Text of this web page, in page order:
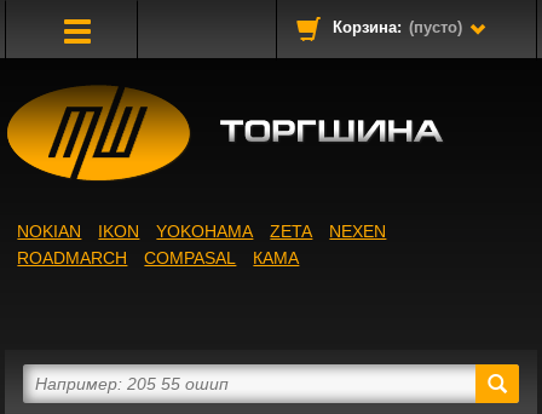
Корзина: (пусто)
NOKIAN IKON YOKOHAMA ZETA
NEXEN
ROADMARCH
COMPASAL КАМА